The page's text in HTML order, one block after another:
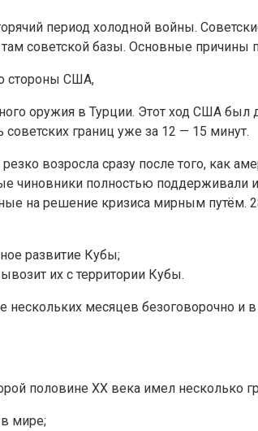
период холодной войны.
советской базы. Основные причины
стороны США,
оружия в Турции. Этот ход США был
границ уже за 12 — 15 минут.
возросла сразу после того, как
чиновники полностью
на решение кризиса мирным путём.
развитие Кубы;
их с территории Кубы.
нескольких месяцев безоговорочно и
половине XX века имел несколько
мире;